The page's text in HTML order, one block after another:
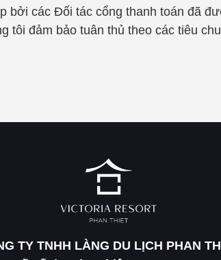
bởi các Đối tác cổng thanh toán đã
tôi đảm bảo tuân thủ theo các tiêu
TY TNHH LÀNG DU LỊCH PHAN